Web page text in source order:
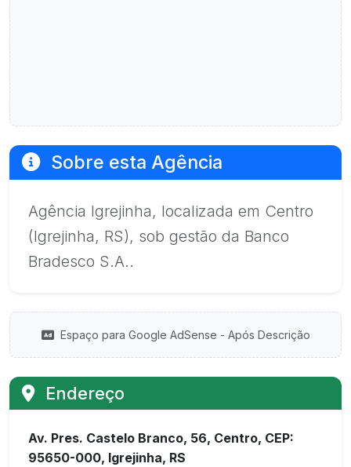
Sobre esta Agência
Agência Igrejinha, localizada em Centro
(Igrejinha, RS), sob gestão da Banco
Bradesco S.A..
Espaço para Google AdSense - Após Descrição
Endereço
Av. Pres. Castelo Branco, 56, Centro, CEP:
95650-000, Igrejinha, RS